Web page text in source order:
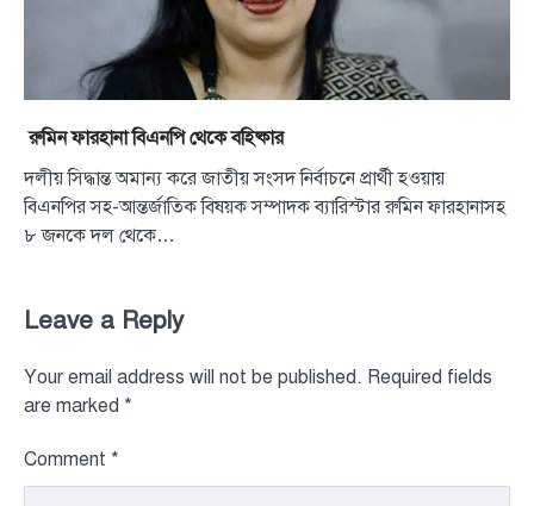
রুমিন ফারহানা বিএনপি থেকে বহিষ্কার
দলীয় সিদ্ধান্ত অমান্য করে জাতীয় সংসদ নির্বাচনে প্রার্থী হওয়ায়
বিএনপির সহ-আন্তর্জাতিক বিষয়ক সম্পাদক ব্যারিস্টার রুমিন ফারহানাসহ
৮ জনকে দল থেকে…
Leave a Reply
Your email address will not be published. Required fields
are marked *
Comment *